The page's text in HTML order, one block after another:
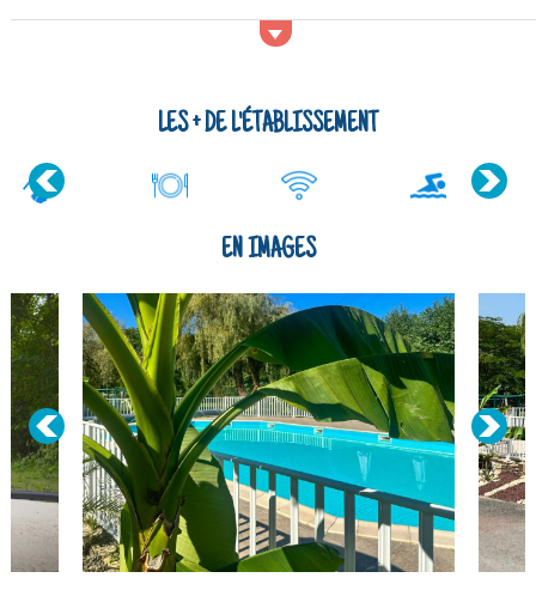
amis, profitez pour vous baigner et passez des moments
LES + DE L'ÉTABLISSEMENT
EN IMAGES